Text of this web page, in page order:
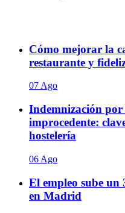
Cómo mejorar la
restaurante y
07 Ago
Indemnización por
improcedente:
hostelería
06 Ago
El empleo sube un
en Madrid